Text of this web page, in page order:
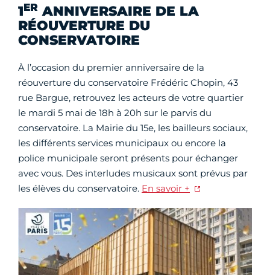
1ER ANNIVERSAIRE DE LA
RÉOUVERTURE DU
CONSERVATOIRE
À l’occasion du premier anniversaire de la
réouverture du conservatoire Frédéric Chopin, 43
rue Bargue, retrouvez les acteurs de votre quartier
le mardi 5 mai de 18h à 20h sur le parvis du
conservatoire. La Mairie du 15e, les bailleurs sociaux,
les différents services municipaux ou encore la
police municipale seront présents pour échanger
avec vous. Des interludes musicaux sont prévus par
les élèves du conservatoire. En savoir +